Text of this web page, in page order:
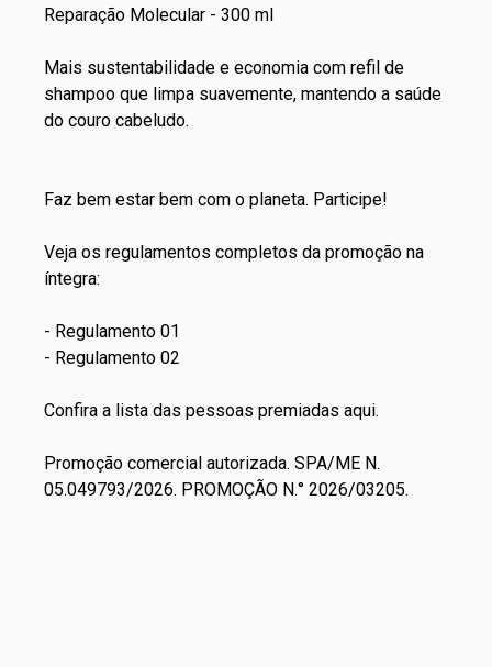
Reparação Molecular - 300 ml
Mais sustentabilidade e economia com refil de
shampoo que limpa suavemente, mantendo a saúde
do couro cabeludo.
Faz bem estar bem com o planeta. Participe!
Veja os regulamentos completos da promoção na
íntegra:
- Regulamento 01
- Regulamento 02
Confira a lista das pessoas premiadas aqui.
Promoção comercial autorizada. SPA/ME N.
05.049793/2026. PROMOÇÃO N.° 2026/03205.